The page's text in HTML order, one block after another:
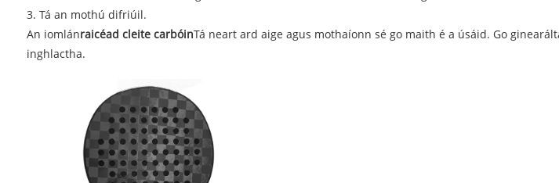
3. Tá an mothú difriúil.
An iomlánraicéad cleite carbóinTá neart ard aige agus mothaíonn sé go maith é a úsáid. Go
inghlactha.